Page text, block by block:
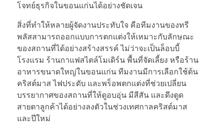
โจทย์ธุรกิจในขอนแก่นได้อย่างชัดเจน
สิ่งที่ทำให้หลายผู้จัดงานประทับใจ คือทีมงานของทรี
พลัสสามารถออกแบบการตกแต่งให้เหมาะกับลักษณะ
ของสถานที่ได้อย่างสร้างสรรค์ ไม่ว่าจะเป็นล็อบบี้
โรงแรม ร้านกาแฟสไตล์โมเดิร์น พื้นที่จัดเลี้ยง หรือร้าน
อาหารขนาดใหญ่ในขอนแก่น ทีมงานมีการเลือกใช้ต้น
คริสต์มาส ไฟประดับ และพร็อพตกแต่งที่ช่วยเปลี่ยน
บรรยากาศของสถานที่ให้ดูอบอุ่น มีสีสัน และดึงดูด
สายตาลูกค้าได้อย่างลงตัวในช่วงเทศกาลคริสต์มาส
และปีใหม่